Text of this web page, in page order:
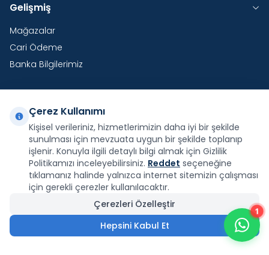
1
18.608,40₺ Sepete Ekle
Gelişmiş
Mağazalar
Cari Ödeme
Banka Bilgilerimiz
Yurtdışı Kargo
Şirketimiz E-Fatura ve E-Arşiv Fatura uygulaması
kapsamındadır.
Facebook
X İnstagram
YoutubePinterest
Çerez Kullanımı
Kişisel verileriniz, hizmetlerimizin daha iyi bir şekilde
sunulması için mevzuata uygun bir şekilde toplanıp
işlenir. Konuyla ilgili detaylı bilgi almak için Gizlilik
Politikamızı inceleyebilirsiniz. Reddet seçeneğine
tıklamanız halinde yalnızca internet sitemizin çalışması
için gerekli çerezler kullanılacaktır.
Çerezleri Özelleştir
Hepsini Kabul Et